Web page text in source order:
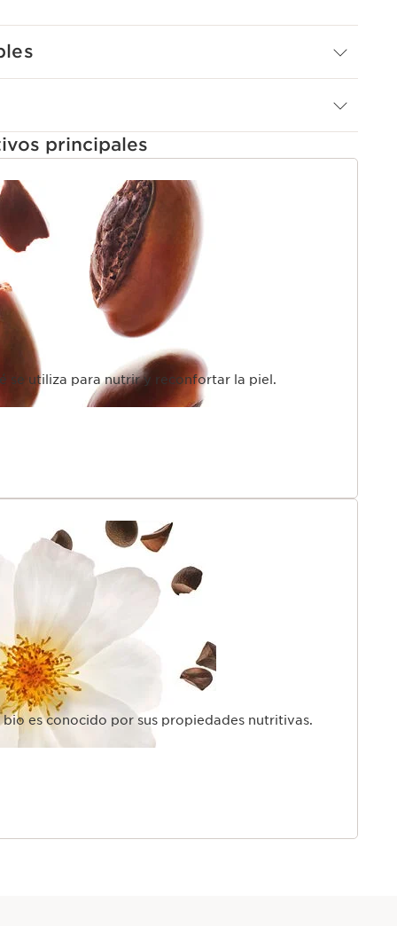
labios
+] con perlas vegetales de ácido hialurónico
de karité bio nutren, hidratan y reconfortan tus
de los labios y 82% de ingredientes de
nutridos y hermosos, incluso al natural.
seleccionados.
108 mujeres.
natural
efecto mate inmediato, promete una protección
complejo [HYDRA +] con perlas de origen
y ceramidas.
principales
se utiliza para nutrir y reconfortar la piel.
bio es conocido por sus propiedades nutritivas.